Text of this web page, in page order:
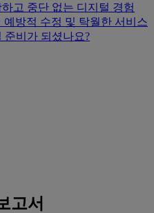
하고 중단 없는 디지털 경험
예방적 수정 및 탁월한 서비스
준비가 되셨나요?
고서